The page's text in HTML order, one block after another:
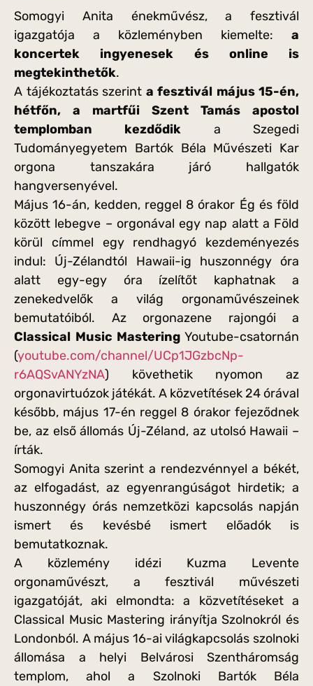
Somogyi Anita énekművész, a fesztivál
igazgatója a közleményben kiemelte: a
koncertek ingyenesek és online is
megtekinthetők.
A tájékoztatás szerint a fesztivál május 15-én,
hétfőn, a martfűi Szent Tamás apostol
templomban kezdődik a Szegedi
Tudományegyetem Bartók Béla Művészeti Kar
orgona tanszakára járó hallgatók
hangversenyével.
Május 16-án, kedden, reggel 8 órakor Ég és föld
között lebegve – orgonával egy nap alatt a Föld
körül címmel egy rendhagyó kezdeményezés
indul: Új-Zélandtól Hawaii-ig huszonnégy óra
alatt egy-egy óra ízelítőt kaphatnak a
zenekedvelők a világ orgonaművészeinek
bemutatóiból. Az orgonazene rajongói a
Classical Music Mastering Youtube-csatornán
(youtube.com/channel/UCp1JGzbcNp-
r6AQSvANYzNA) követhetik nyomon az
orgonavirtuózok játékát. A közvetítések 24 órával
később, május 17-én reggel 8 órakor fejeződnek
be, az első állomás Új-Zéland, az utolsó Hawaii –
írták.
Somogyi Anita szerint a rendezvénnyel a békét,
az elfogadást, az egyenrangúságot hirdetik; a
huszonnégy órás nemzetközi kapcsolás napján
ismert és kevésbé ismert előadók is
bemutatkoznak.
A közlemény idézi Kuzma Levente
orgonaművészt, a fesztivál művészeti
igazgatóját, aki elmondta: a közvetítéseket a
Classical Music Mastering irányítja Szolnokról és
Londonból. A május 16-ai világkapcsolás szolnoki
állomása a helyi Belvárosi Szentháromság
templom, ahol a Szolnoki Bartók Béla